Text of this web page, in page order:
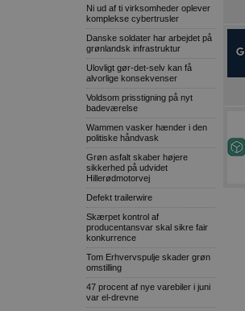
Ni ud af ti virksomheder oplever
komplekse cybertrusler
Danske soldater har arbejdet på
grønlandsk infrastruktur
Ulovligt gør-det-selv kan få
alvorlige konsekvenser
Voldsom prisstigning på nyt
badeværelse
Wammen vasker hænder i den
politiske håndvask
Grøn asfalt skaber højere
sikkerhed på udvidet
Hillerødmotorvej
Defekt trailerwire
Skærpet kontrol af
producentansvar skal sikre fair
konkurrence
Tom Erhvervspulje skader grøn
omstilling
47 procent af nye varebiler i juni
var el-drevne